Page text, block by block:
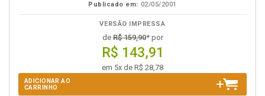
Publicado em: 02/05/2001
VERSÃO IMPRESSA
deR$ 159,90* por
R$ 143,91
em 5x de R$ 28,78
ADICIONAR AO
CARRINHO